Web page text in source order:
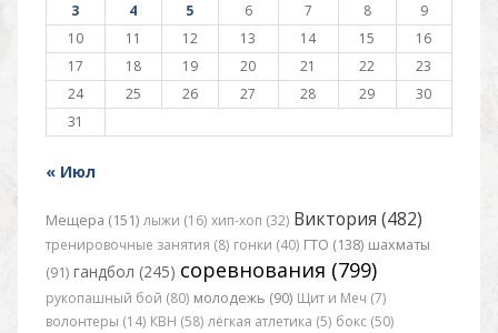
3
4 5 6 7 8
9
10
11 12 13 14 15
16
17
18 19 20 21 22
23
24
25 26 27 28 29
30
31
« Июл
Мещера (151) лыжи (16) хип-хоп (32) Виктория (482)
тренировочные занятия (8) гонки (40) ГТО (138) шахматы
(91) гандбол (245) соревнования (799)
рукопашный бой (80) молодежь (90) Щит и Меч (7)
волонтеры (14) КВН (58) лёгкая атлетика (5) бокс (50)